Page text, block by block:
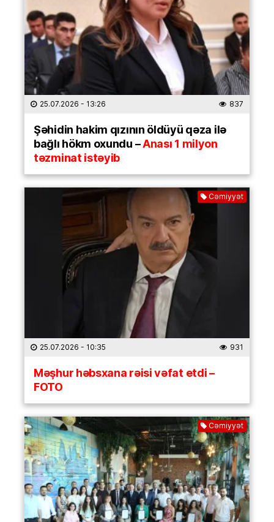
25.07.2026 - 13:26 837
Şəhidin hakim qızının öldüyü qəza ilə
bağlı hökm oxundu –Anası 1 milyon
təzminat istəyib
Cəmiyyət
25.07.2026 - 10:35 931
Məşhur həbsxana rəisi vəfat etdi –
FOTO
Cəmiyyət